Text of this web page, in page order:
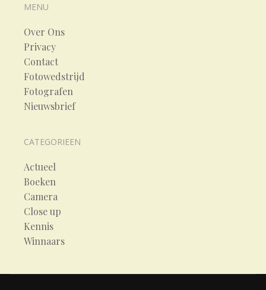
MENU
Over Ons
Privacy
Contact
Fotowedstrijd
Fotografen
Nieuwsbrief
CATEGORIEEN
Actueel
Boeken
Camera
Close up
Kennis
Winnaars